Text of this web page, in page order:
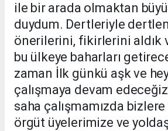
ile bir arada olmaktan
duydum. Dertleriyle
önerilerini, fikirlerini aldık
bu ülkeye baharları
zaman İlk günkü aşk ve
çalışmaya devam
saha çalışmamızda
örgüt üyelerimize ve